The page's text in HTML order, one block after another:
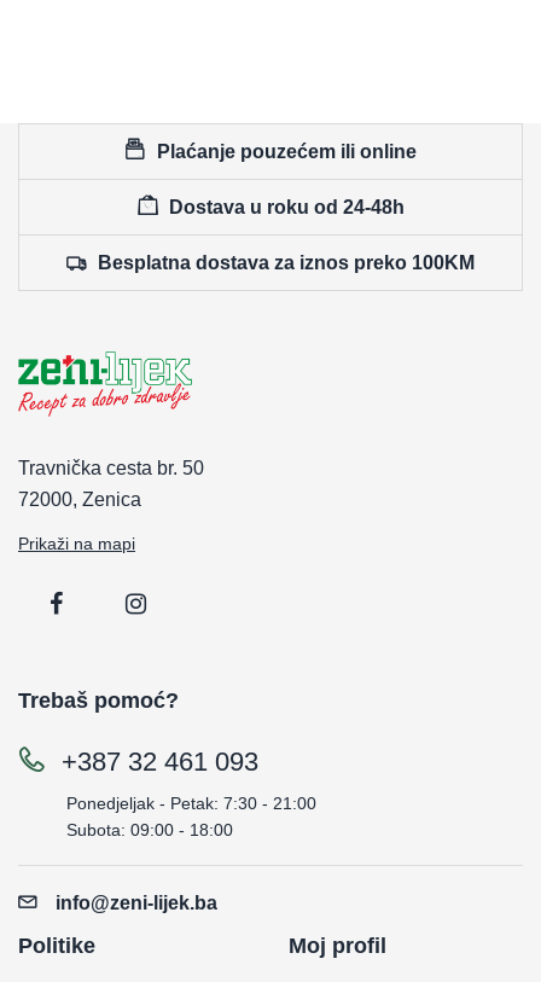
Plaćanje pouzećem ili online
Dostava u roku od 24-48h
Besplatna dostava za iznos preko 100KM
Travnička cesta br. 50
72000, Zenica
Prikaži na mapi
Trebaš pomoć?
+387 32 461 093
Ponedjeljak - Petak: 7:30 - 21:00
Subota: 09:00 - 18:00
info@zeni-lijek.ba
Politike Moj profil